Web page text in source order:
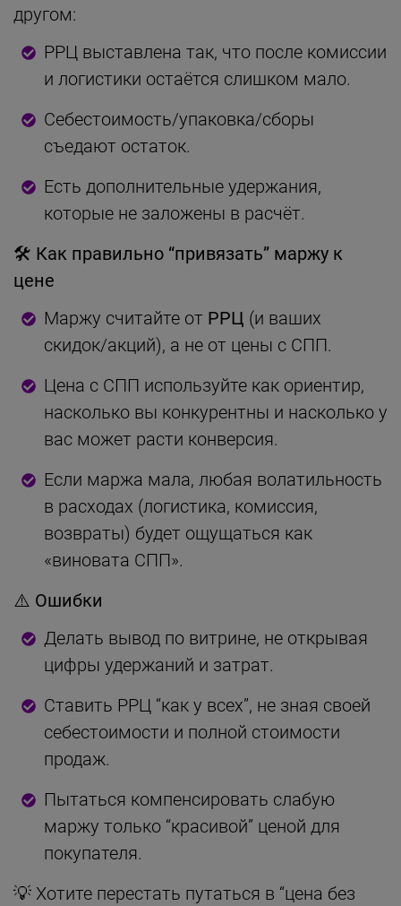
другом:
РРЦ выставлена так, что после комиссии
и логистики остаётся слишком мало.
Себестоимость/упаковка/сборы
съедают остаток.
Есть дополнительные удержания,
которые не заложены в расчёт.
🛠 Как правильно “привязать” маржу к
цене
Маржу считайте от РРЦ (и ваших
скидок/акций), а не от цены с СПП.
Цена с СПП используйте как ориентир,
насколько вы конкурентны и насколько у
вас может расти конверсия.
Если маржа мала, любая волатильность
в расходах (логистика, комиссия,
возвраты) будет ощущаться как
«виновата СПП».
⚠️ Ошибки
Делать вывод по витрине, не открывая
цифры удержаний и затрат.
Ставить РРЦ “как у всех”, не зная своей
себестоимости и полной стоимости
продаж.
Пытаться компенсировать слабую
маржу только “красивой” ценой для
покупателя.
💡 Хотите перестать путаться в “цена без